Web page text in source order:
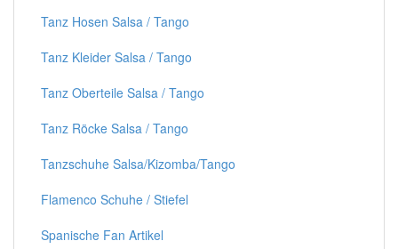
Tanz Hosen Salsa / Tango
Tanz Kleider Salsa / Tango
Tanz Oberteile Salsa / Tango
Tanz Röcke Salsa / Tango
Tanzschuhe Salsa/Kizomba/Tango
Flamenco Schuhe / Stiefel
Spanische Fan Artikel